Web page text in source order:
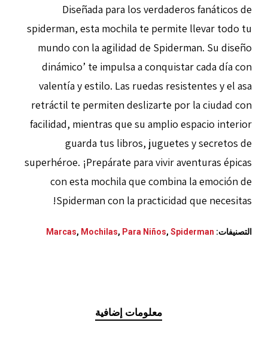
Diseñada para los verdaderos fanáticos de
spiderman, esta mochila te permite llevar todo tu
mundo con la agilidad de Spiderman. Su diseño
dinámico’ te impulsa a conquistar cada día con
valentía y estilo. Las ruedas resistentes y el asa
retráctil te permiten deslizarte por la ciudad con
facilidad, mientras que su amplio espacio interior
guarda tus libros, juguetes y secretos de
superhéroe. ¡Prepárate para vivir aventuras épicas
con esta mochila que combina la emoción de
Spiderman con la practicidad que necesitas!
التصنيفات: Marcas, Mochilas, Para Niños,Spiderman
معلومات إضافية